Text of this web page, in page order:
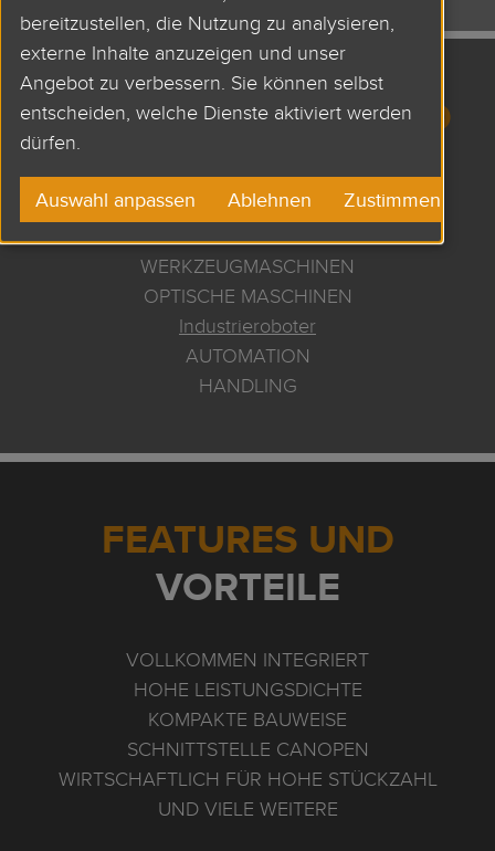
ANWENDUNGEN UND
APPLIKATIONEN
VERPACKUNGSMASCHINEN
WERKZEUGMASCHINEN
OPTISCHE MASCHINEN
Industrieroboter
AUTOMATION
HANDLING
FEATURES UND
VORTEILE
VOLLKOMMEN INTEGRIERT
HOHE LEISTUNGSDICHTE
KOMPAKTE BAUWEISE
SCHNITTSTELLE CANOPEN
WIRTSCHAFTLICH FÜR HOHE STÜCKZAHL
UND VIELE WEITERE
bereitzustellen, die Nutzung zu analysieren,
externe Inhalte anzuzeigen und unser
Angebot zu verbessern. Sie können selbst
entscheiden, welche Dienste aktiviert werden
dürfen.
Auswahl anpassen Ablehnen Zustimmen